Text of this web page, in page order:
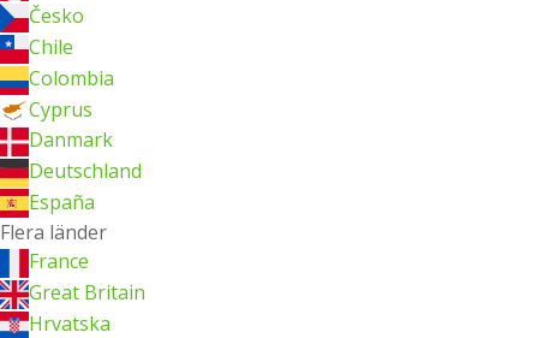
Česko
Chile
Colombia
Cyprus
Danmark
Deutschland
España
Flera länder
France
Great Britain
Hrvatska